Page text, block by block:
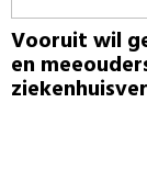
Vooruit wil
en